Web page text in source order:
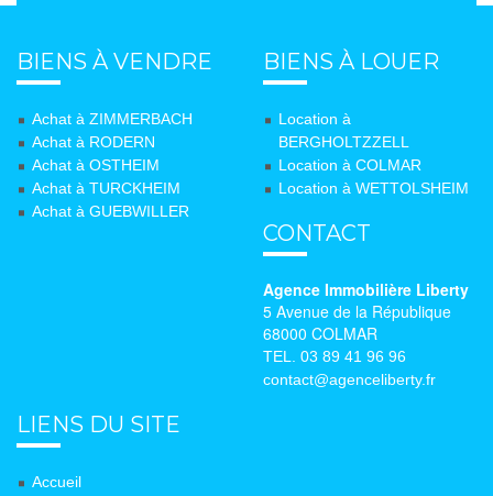
BIENS À VENDRE
Achat à ZIMMERBACH
Achat à RODERN
Achat à OSTHEIM
Achat à TURCKHEIM
Achat à GUEBWILLER
BIENS À LOUER
Location à
BERGHOLTZZELL
Location à COLMAR
Location à WETTOLSHEIM
CONTACT
Agence Immobilière Liberty
5 Avenue de la République
68000 COLMAR
TEL. 03 89 41 96 96
contact@agenceliberty.fr
LIENS DU SITE
Accueil